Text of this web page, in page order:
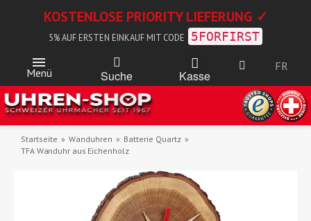
KOSTENLOSE PRIORITY LIEFERUNG ✓
5% AUF ERSTEN EINKAUF MIT CODE 5FORFIRST
Menü Suche Kasse
FR
Startseite Wanduhren
Batterie Quartz
TFA Wanduhr aus Eichenholz